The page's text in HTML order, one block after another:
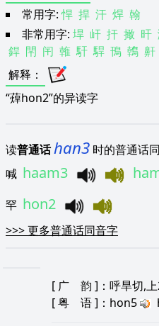
常用字: 悍 捍 汗 焊 翰
非常用字: 垾 屽 扞 撖 旰
銲 閈 闬 雗 馯 駻 鳱 鶾 鼾
解释 ：
“蔊hon2”的异读字
读普通话han3 时的普通话
喊 haam3
罕 hon2
>>>更多普通话同音字
[ 广 韵 ]：呼旱切,
[粤 语]：hon5